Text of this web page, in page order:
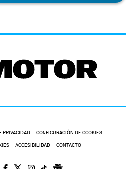
PRIVACIDAD CONFIGURACIÓN DE COOKIES
ACCESIBILIDAD CONTACTO